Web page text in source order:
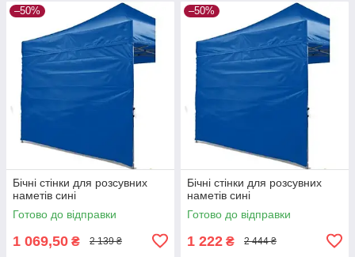
–50%
Бічні стінки для розсувних
наметів сині
Готово до відправки
1 069,50 ₴ 2 139 ₴
–50%
Бічні стінки для розсувних
наметів сині
Готово до відправки
1 222 ₴ 2 444 ₴